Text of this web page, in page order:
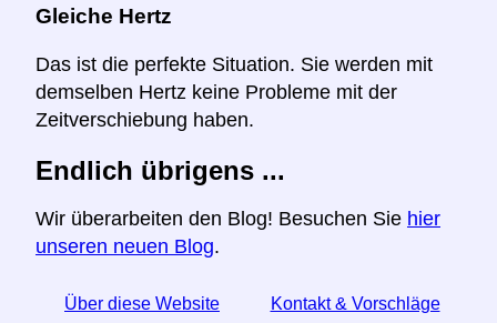
Gleiche Hertz
Das ist die perfekte Situation. Sie werden mit
demselben Hertz keine Probleme mit der
Zeitverschiebung haben.
Endlich übrigens ...
Wir überarbeiten den Blog! Besuchen Sie hier
unseren neuen Blog.
Über diese Website Kontakt & Vorschläge